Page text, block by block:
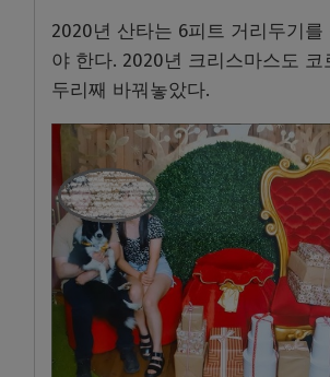
2020년 산타는 6피트 거리두기를
야 한다. 2020년 크리스마스도 코
두리째 바꿔놓았다.